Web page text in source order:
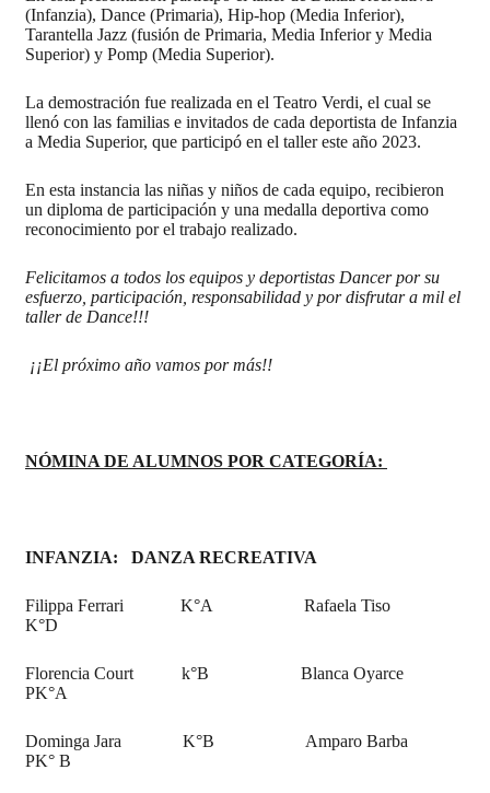
(Infanzia), Dance (Primaria), Hip-hop (Media Inferior),
Tarantella Jazz (fusión de Primaria, Media Inferior y Media
Superior) y Pomp (Media Superior).
La demostración fue realizada en el Teatro Verdi, el cual se
llenó con las familias e invitados de cada deportista de Infanzia
a Media Superior, que participó en el taller este año 2023.
En esta instancia las niñas y niños de cada equipo, recibieron
un diploma de participación y una medalla deportiva como
reconocimiento por el trabajo realizado.
Felicitamos a todos los equipos y deportistas Dancer por su
esfuerzo, participación, responsabilidad y por disfrutar a mil el
taller de Dance!!!
¡¡El próximo año vamos por más!!
NÓMINA DE ALUMNOS POR CATEGORÍA:
INFANZIA: DANZA RECREATIVA
Filippa Ferrari K°A Rafaela Tiso
K°D
Florencia Court k°B Blanca Oyarce
PK°A
Dominga Jara K°B Amparo Barba
PK° B